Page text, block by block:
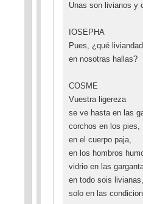
Unas son livianos y
IOSEPHA
Pues, ¿qué liviandad
en nosotras hallas?
COSME
Vuestra ligereza
se ve hasta en las
corchos en los pies,
en el cuerpo paja,
en los hombros
vidrio en las
en todo sois livianas,
solo en las